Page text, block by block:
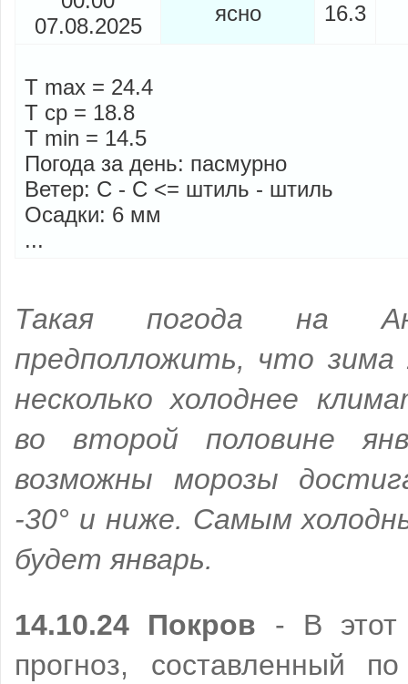
07.08.2025
ясно 16.3
T max = 24.4
T cp = 18.8
T min = 14.5
Погода за день: пасмурно
Ветер: С - С <= штиль - штиль
Осадки: 6 мм
...
Такая погода на
предполложить, что зима
несколько холоднее
во второй половине
возможны морозы
-30° и ниже. Самым
будет январь.
14.10.24 Покров - В этот
прогноз, составленный